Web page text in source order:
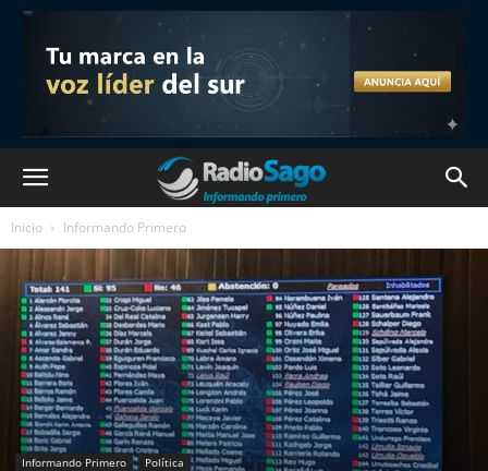
Inicio Informando Primero
Informando Primero Política